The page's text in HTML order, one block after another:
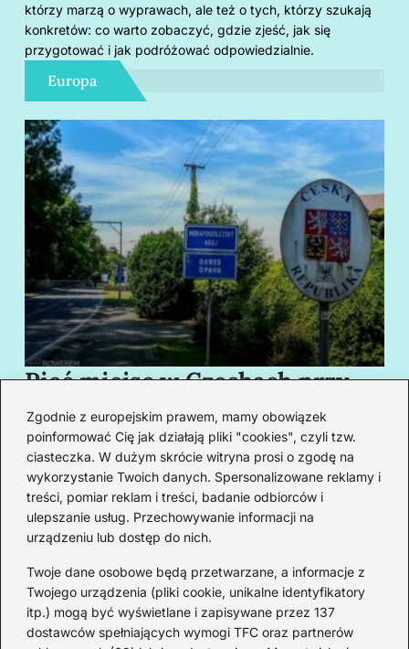
Zgodnie z europejskim prawem, mamy obowiązek
poinformować Cię jak działają pliki "cookies", czyli tzw.
ciasteczka. W dużym skrócie witryna prosi o zgodę na
wykorzystanie Twoich danych. Spersonalizowane reklamy i
treści, pomiar reklam i treści, badanie odbiorców i
ulepszanie usług. Przechowywanie informacji na
urządzeniu lub dostęp do nich.
Twoje dane osobowe będą przetwarzane, a informacje z
Twojego urządzenia (pliki cookie, unikalne identyfikatory
itp.) mogą być wyświetlane i zapisywane przez 137
dostawców spełniających wymogi TFC oraz partnerów
którzy marzą o wyprawach, ale też o tych, którzy szukają
konkretów: co warto zobaczyć, gdzie zjeść, jak się
przygotować i jak podróżować odpowiedzialnie.
Europa
Pięć miejsc w Czechach przy
granicy, które cię oczarują
swoim urokiem
Redakcja
Od lat podróżuję, by poznawać świat z bliska – nie tylko
przez pryzmat zabytków, ale przede wszystkim ludzi,
smaków i codzienności.
Redakcja: Michalina Staszic